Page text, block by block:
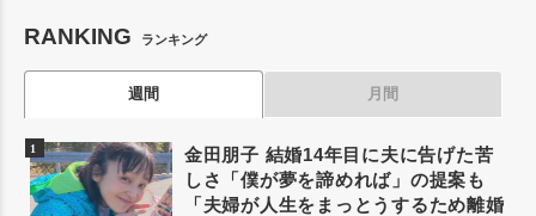
RANKING ランキング
週間 月間
金田朋子 結婚14年目に夫に告げた苦
しさ「僕が夢を諦めれば」の提案も
「夫婦が人生をまっとうするため離婚